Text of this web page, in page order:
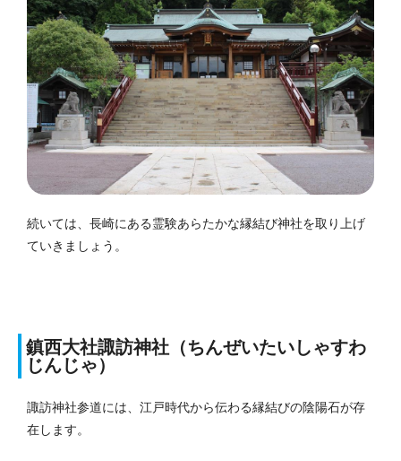
続いては、長崎にある霊験あらたかな縁結び神社を取り上げ
ていきましょう。
鎮西大社諏訪神社（ちんぜいたいしゃすわ
じんじゃ）
諏訪神社参道には、江戸時代から伝わる縁結びの陰陽石が存
在します。